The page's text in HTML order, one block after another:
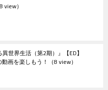
view）
世界生活（第2期）』【ED】
画を楽しもう！ （8 view）